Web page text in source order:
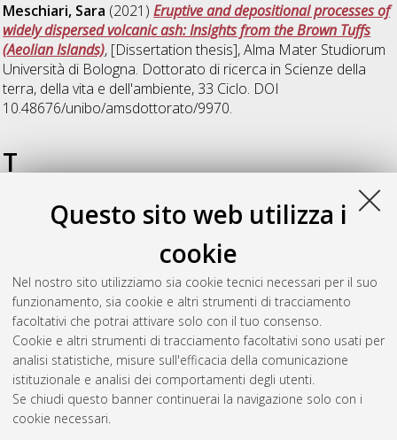
Questo sito web utilizza i
cookie
Nel nostro sito utilizziamo sia cookie tecnici necessari per il suo
funzionamento, sia cookie e altri strumenti di tracciamento
facoltativi che potrai attivare solo con il tuo consenso.
Cookie e altri strumenti di tracciamento facoltativi sono usati per
analisi statistiche, misure sull'efficacia della comunicazione
istituzionale e analisi dei comportamenti degli utenti.
Se chiudi questo banner continuerai la navigazione solo con i
cookie necessari.
Meschiari, Sara (2021)Eruptive and depositional processes of
widely dispersed volcanic ash: Insights from the Brown Tuffs
(Aeolian Islands), [Dissertation thesis], Alma Mater Studiorum
Università di Bologna. Dottorato di ricerca in Scienze della
terra, della vita e dell'ambiente, 33 Ciclo. DOI
10.48676/unibo/amsdottorato/9970.
T
Toller, Simone(2021)Water and sediments geochemistry and
elemental fluxes on a Large Dam: case study of Ridracoli
, [Dissertation thesis], Alma Mater Studiorum
Università di Bologna. Dottorato di ricerca in
terra, della vita e dell'ambiente, 33 Ciclo. DOI
10.48676/unibo/amsdottorato/9782.
Questa lista e' stata generata ilSat Aug 8 20:36:22 2026
Atom